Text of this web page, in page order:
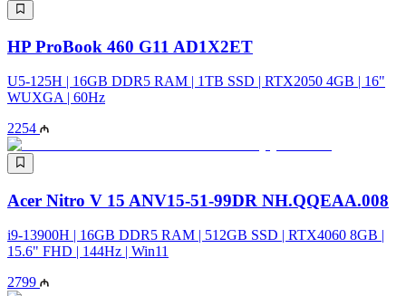
HP ProBook 460 G11 AD1X2ET
U5-125H | 16GB DDR5 RAM | 1TB SSD | RTX2050 4GB | 16"
WUXGA | 60Hz
2254
Acer Nitro V 15 ANV15-51-99DR NH.QQEAA.008
i9-13900H | 16GB DDR5 RAM | 512GB SSD | RTX4060 8GB |
15.6" FHD | 144Hz | Win11
2799